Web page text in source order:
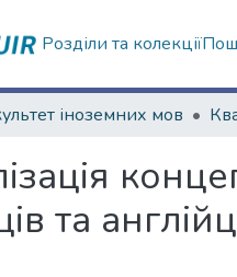
Розділи та колекції
іноземних мов
та